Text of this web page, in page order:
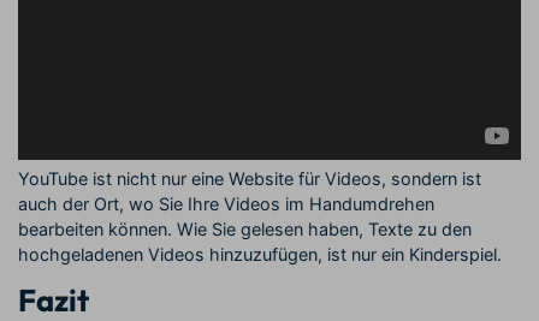
YouTube ist nicht nur eine Website für Videos, sondern ist
auch der Ort, wo Sie Ihre Videos im Handumdrehen
bearbeiten können. Wie Sie gelesen haben, Texte zu den
hochgeladenen Videos hinzuzufügen, ist nur ein Kinderspiel.
Fazit